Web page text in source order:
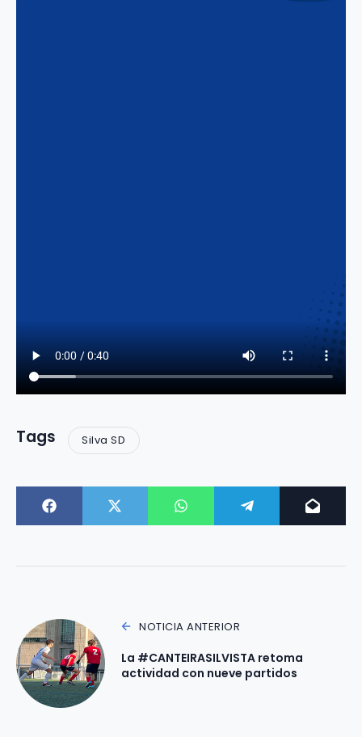
Tags Silva SD
NOTICIA ANTERIOR
La #CANTEIRASILVISTA retoma
actividad con nueve partidos